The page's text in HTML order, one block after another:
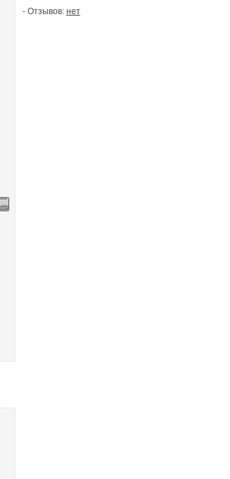
- Отзывов: нет